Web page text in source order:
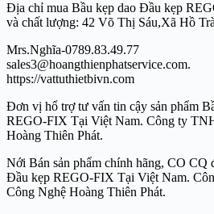
Địa chỉ mua Bầu kẹp dao Đầu kẹp
và chất lượng: 42 Võ Thị Sáu,Xã Hồ
Mrs.Nghĩa-
https://vattuthietbivn.com
Đơn vị hổ trợ tư vấn tin cậy sản phẩm
REGO-FIX Tại Việt Nam. Công ty
Hoàng Thiên Phát.
Nới Bán sản phẩm chính hãng, CO CQ
Đầu kẹp REGO-FIX Tại Việt Nam.
Công Nghệ Hoàng Thiên Phát.